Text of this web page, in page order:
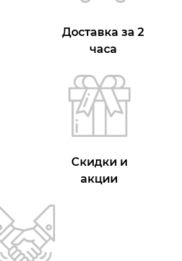
Доставка за 2
часа
Скидки и
акции